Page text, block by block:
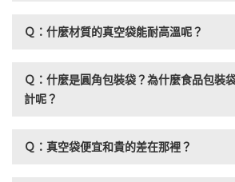
Ｑ：什麼材質的真空袋能耐高溫呢？
Ｑ：什麼是圓角包裝袋？為什麼食品包裝
計呢？
Ｑ：真空袋便宜和貴的差在那裡？